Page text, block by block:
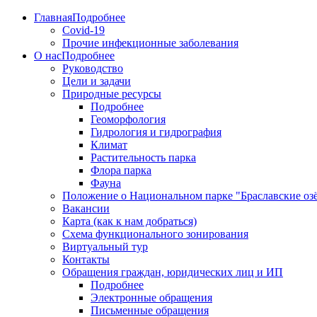
ГлавнаяПодробнее
Covid-19
Прочие инфекционные заболевания
О насПодробнее
Руководство
Цели и задачи
Природные ресурсы
Подробнее
Геоморфология
Гидрология и гидрография
Климат
Растительность парка
Флора парка
Фауна
Положение о Национальном парке "Браславские
Вакансии
Карта (как к нам добраться)
Схема функционального зонирования
Виртуальный тур
Контакты
Обращения граждан, юридических лиц и ИП
Подробнее
Электронные обращения
Письменные обращения